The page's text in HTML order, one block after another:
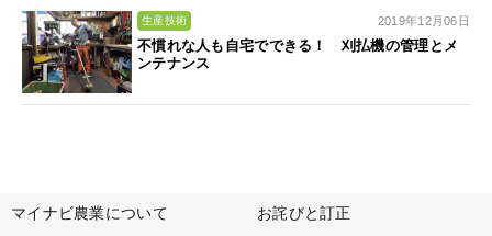
生産技術 2019年12月06日
不慣れな人も自宅でできる！ 刈払機の管理とメ
ンテナンス
マイナビ農業について お詫びと訂正